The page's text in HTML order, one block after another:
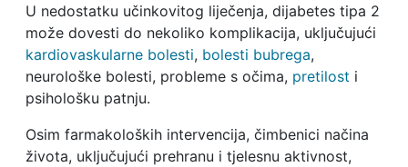
U nedostatku učinkovitog liječenja, dijabetes tipa 2
može dovesti do nekoliko komplikacija, uključujući
kardiovaskularne bolesti, bolesti bubrega,
neurološke bolesti, probleme s očima, pretilost i
psihološku patnju.
Osim farmakoloških intervencija, čimbenici načina
života, uključujući prehranu i tjelesnu aktivnost,